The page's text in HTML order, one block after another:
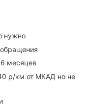
нужно
месяцев
р/км от МКАД но не